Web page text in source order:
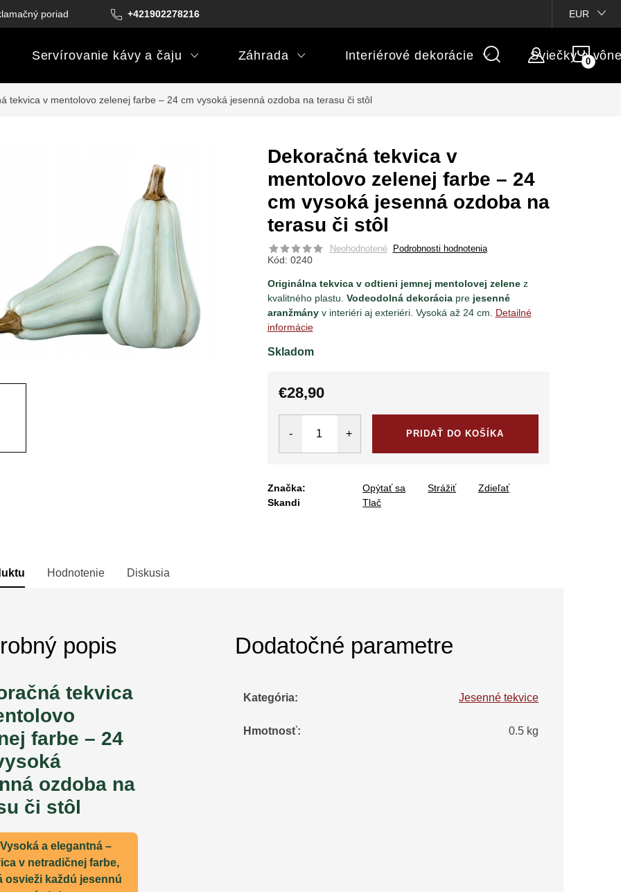
+421902278216
poriadok Podmienky darčekových poukazov Vlastné popisy produktov
EUR
Servírovanie kávy a čaju Záhrada Interiérové dekorácie Sviečky a
tekvica v mentolovo zelenej farbe – 24 cm vysoká jesenná ozdoba na terasu či stôl
Dekoračná tekvica v
mentolovo zelenej farbe – 24
cm vysoká jesenná ozdoba na
terasu či stôl
Neohodnotené Podrobnosti hodnotenia
Kód: 0240
Originálna tekvica v odtieni jemnej mentolovej zelenez
kvalitného plastu. Vodeodolná dekoráciapre jesenné
aranžmányv interiéri aj exteriéri. Vysoká až 24 cm.
Detailné
informácie
Skladom
€28,90
PRIDAŤ DO KOŠÍKA
Značka:
Skandi
Tlač
Opýtať sa Strážiť Zdieľať
Hodnotenie Diskusia
popis
tekvica
farbe – 24
ozdoba na
či stôl
a elegantná –
v netradičnej farbe,
osvieži každú jesennú
Dodatočné parametre
Kategória: Jesenné tekvice
Hmotnosť: 0.5 kg